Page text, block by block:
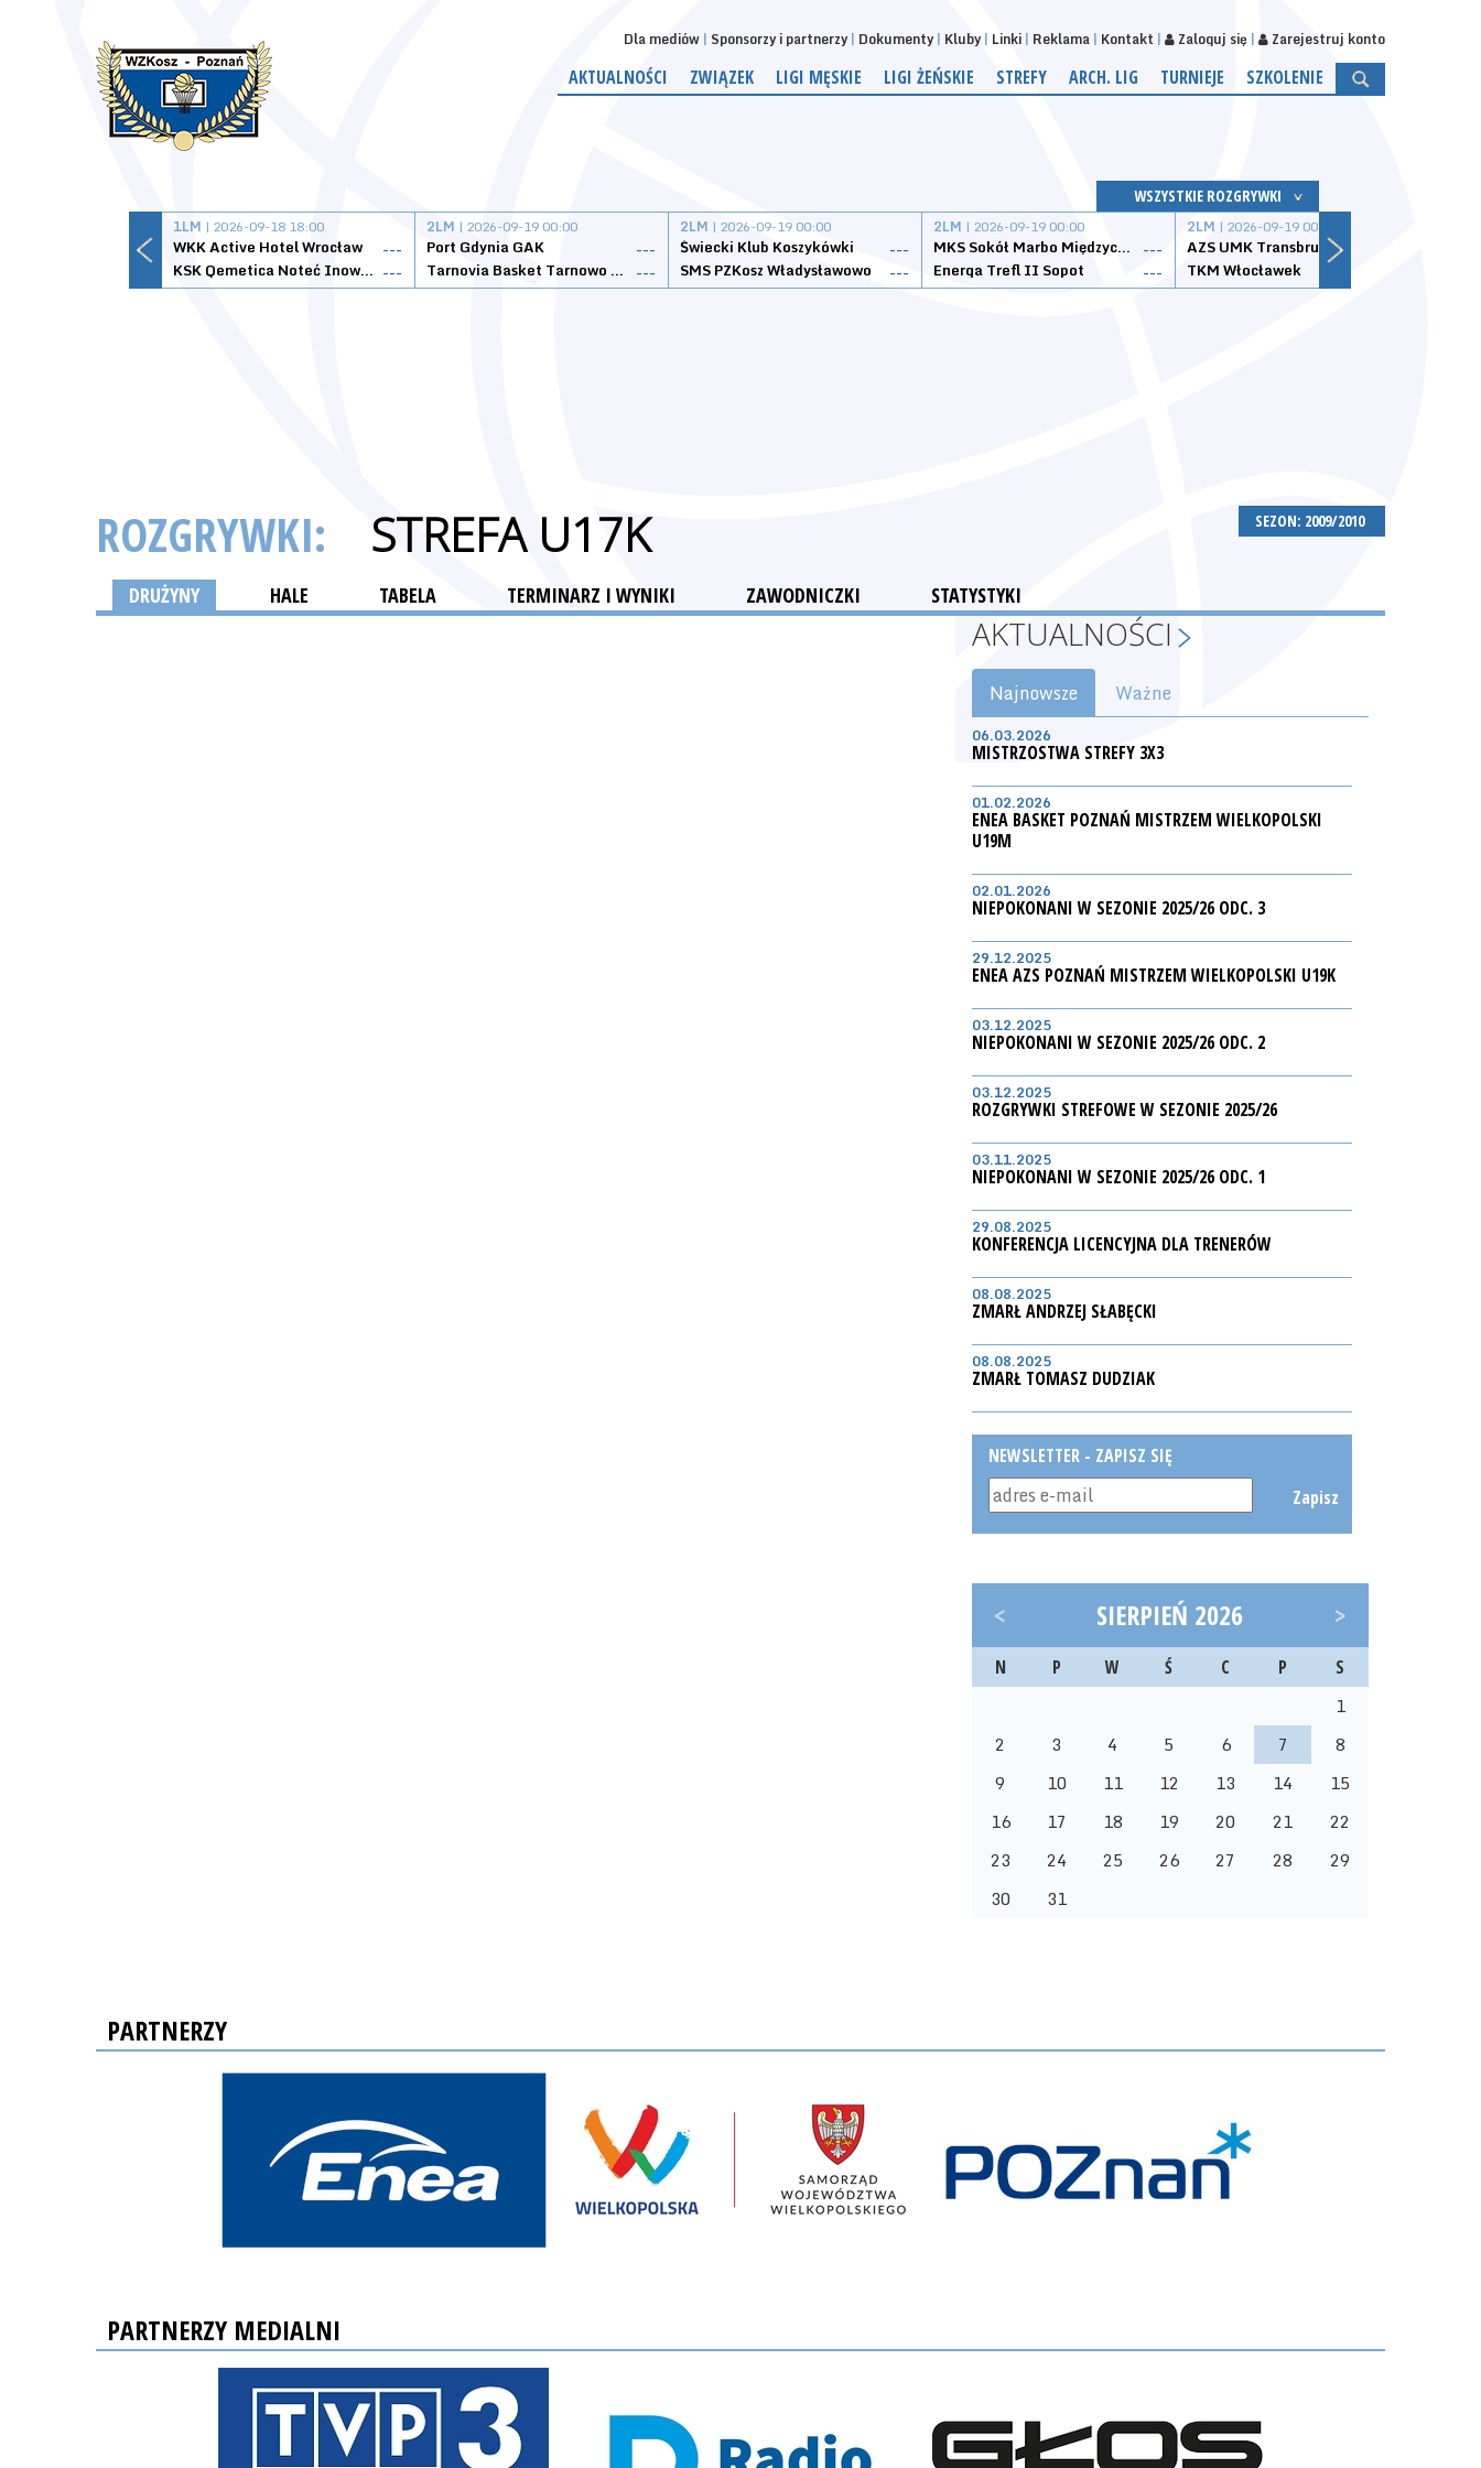
Dla mediów Sponsorzy i partnerzy Dokumenty Kluby Linki Reklama Kontakt Zaloguj się Zarejestruj konto
AKTUALNOŚCI ZWIĄZEK LIGI MĘSKIE LIGI ŻEŃSKIE STREFY ARCH. LIG TURNIEJE SZKOLENIE
WSZYSTKIE ROZGRYWKI
1LM | 2026-09-18 18:00
WKK Active Hotel Wrocław
---
KSK Qemetica Noteć Inowrocław ---
2LM | 2026-09-19 00:00
Port Gdynia GAK
---
Tarnovia Basket Tarnowo Podgórne ---
2LM | 2026-09-19 00:00
Świecki Klub Koszykówki
---
SMS PZKosz Władysławowo
---
2LM | 2026-09-19 00:00
MKS Sokół Marbo Międzychód ---
Energa Trefl II Sopot
---
2LM | 2026-09-19 00:00
AZS UMK Transbruk Toruń
TKM Włocławek
SEZON: 2009/2010
ROZGRYWKI: STREFA U17K
DRUŻYNY HALE TABELA TERMINARZ I WYNIKI ZAWODNICZKI STATYSTYKI
AKTUALNOŚCI
Najnowsze Ważne
06.03.2026
MISTRZOSTWA STREFY 3X3
01.02.2026
ENEA BASKET POZNAŃ MISTRZEM WIELKOPOLSKI
U19M
02.01.2026
NIEPOKONANI W SEZONIE 2025/26 ODC. 3
29.12.2025
ENEA AZS POZNAŃ MISTRZEM WIELKOPOLSKI U19K
03.12.2025
NIEPOKONANI W SEZONIE 2025/26 ODC. 2
03.12.2025
ROZGRYWKI STREFOWE W SEZONIE 2025/26
03.11.2025
NIEPOKONANI W SEZONIE 2025/26 ODC. 1
29.08.2025
KONFERENCJA LICENCYJNA DLA TRENERÓW
08.08.2025
ZMARŁ ANDRZEJ SŁABĘCKI
08.08.2025
ZMARŁ TOMASZ DUDZIAK
NEWSLETTER - ZAPISZ SIĘ
Zapisz
< SIERPIEŃ 2026 >
N P W Ś C P S
1
2
3 4 5 6 7
8
9
10 11 12 13 14
15
16
17 18 19 20 21
22
23
24 25 26 27 28
29
30
31
PARTNERZY
PARTNERZY MEDIALNI